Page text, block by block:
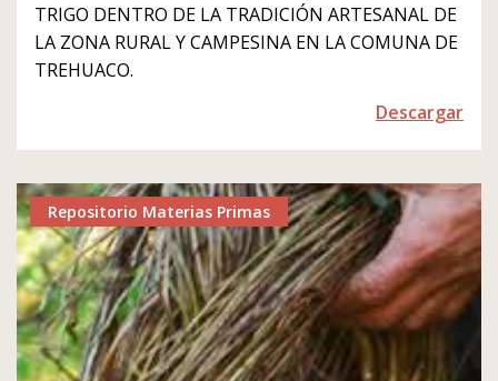
TRIGO DENTRO DE LA TRADICIÓN ARTESANAL DE
LA ZONA RURAL Y CAMPESINA EN LA COMUNA DE
TREHUACO.
Descargar
Repositorio Materias Primas